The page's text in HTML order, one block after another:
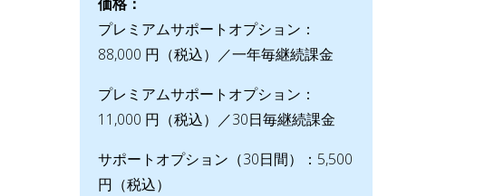
プレミアムサポートオプション：
88,000 円（税込）／一年毎継続課金
プレミアムサポートオプション：
11,000 円（税込）／30日毎継続課金
サポートオプション（30日間）：5,500
円（税込）